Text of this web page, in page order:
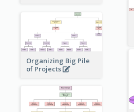
Organizing Big Pile
of Projects